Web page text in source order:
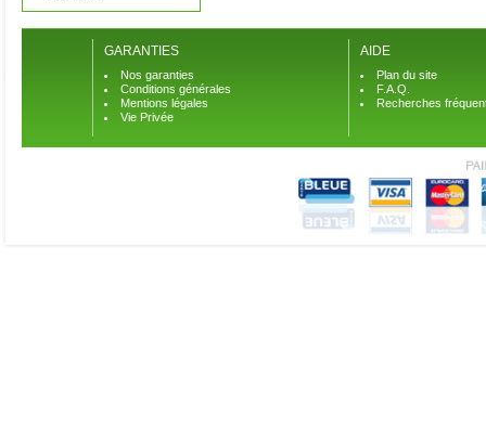
GARANTIES
Nos garanties
Conditions générales
Mentions légales
Vie Privée
AIDE
Plan du site
F.A.Q.
Recherches